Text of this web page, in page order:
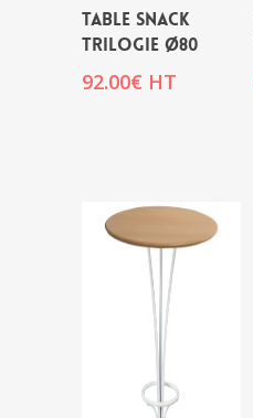
Table snack
TRILOGIE Ø80
92.00€ HT